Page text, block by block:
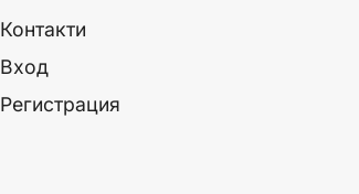
Контакти
Вход
Регистрация